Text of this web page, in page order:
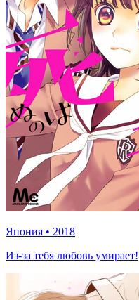
Япония • 2018
Из-за тебя любовь умирает!